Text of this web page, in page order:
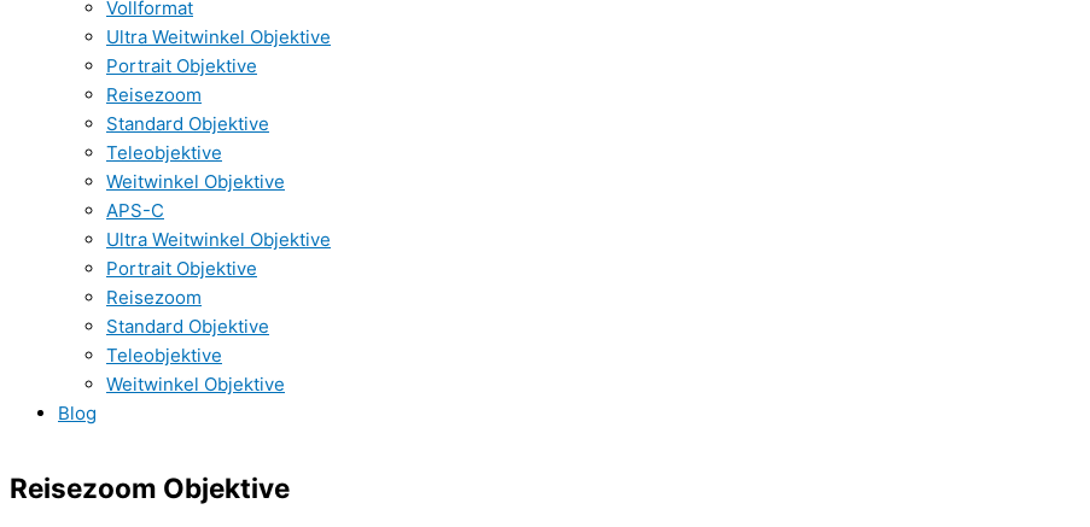
Vollformat
Ultra Weitwinkel Objektive
Portrait Objektive
Reisezoom
Standard Objektive
Teleobjektive
Weitwinkel Objektive
APS-C
Ultra Weitwinkel Objektive
Portrait Objektive
Reisezoom
Standard Objektive
Teleobjektive
Weitwinkel Objektive
Blog
Reisezoom Objektive